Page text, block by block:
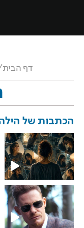
דף הבית
הכתבות של